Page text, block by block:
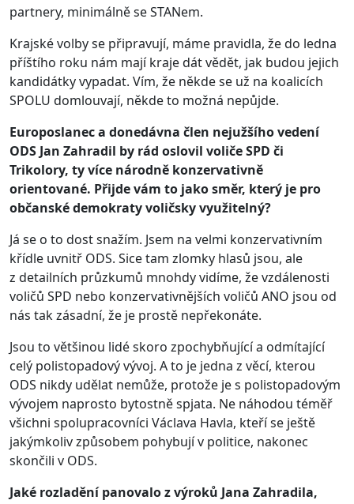
partnery, minimálně se STANem.
Krajské volby se připravují, máme pravidla, že do ledna
příštího roku nám mají kraje dát vědět, jak budou jejich
kandidátky vypadat. Vím, že někde se už na koalicích
SPOLU domlouvají, někde to možná nepůjde.
Europoslanec a donedávna člen nejužšího vedení
ODS Jan Zahradil by rád oslovil voliče SPD či
Trikolory, ty více národně konzervativně
orientované. Přijde vám to jako směr, který je pro
občanské demokraty voličsky využitelný?
Já se o to dost snažím. Jsem na velmi konzervativním
křídle uvnitř ODS. Sice tam zlomky hlasů jsou, ale
z detailních průzkumů mnohdy vidíme, že vzdálenosti
voličů SPD nebo konzervativnějších voličů ANO jsou od
nás tak zásadní, že je prostě nepřekonáte.
Jsou to většinou lidé skoro zpochybňující a odmítající
celý polistopadový vývoj. A to je jedna z věcí, kterou
ODS nikdy udělat nemůže, protože je s polistopadovým
vývojem naprosto bytostně spjata. Ne náhodou téměř
všichni spolupracovníci Václava Havla, kteří se ještě
jakýmkoliv způsobem pohybují v politice, nakonec
skončili v ODS.
Jaké rozladění panovalo z výroků Jana Zahradila,